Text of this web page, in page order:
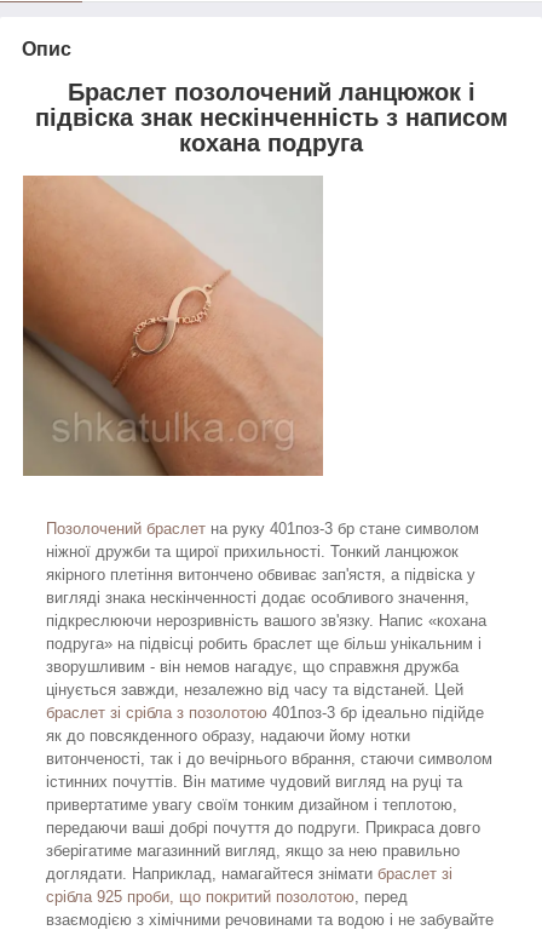
Опис
Браслет позолочений ланцюжок і
підвіска знак нескінченність з написом
кохана подруга
Позолочений браслет на руку 401поз-3 бр стане символом
ніжної дружби та щирої прихильності. Тонкий ланцюжок
якірного плетіння витончено обвиває зап'ястя, а підвіска у
вигляді знака нескінченності додає особливого значення,
підкреслюючи нерозривність вашого зв'язку. Напис «кохана
подруга» на підвісці робить браслет ще більш унікальним і
зворушливим - він немов нагадує, що справжня дружба
цінується завжди, незалежно від часу та відстаней. Цей
браслет зі срібла з позолотою 401поз-3 бр ідеально підійде
як до повсякденного образу, надаючи йому нотки
витонченості, так і до вечірнього вбрання, стаючи символом
істинних почуттів. Він матиме чудовий вигляд на руці та
привертатиме увагу своїм тонким дизайном і теплотою,
передаючи ваші добрі почуття до подруги. Прикраса довго
зберігатиме магазинний вигляд, якщо за нею правильно
доглядати. Наприклад, намагайтеся знімати браслет зі
срібла 925 проби, що покритий позолотою, перед
взаємодією з хімічними речовинами та водою і не забувайте